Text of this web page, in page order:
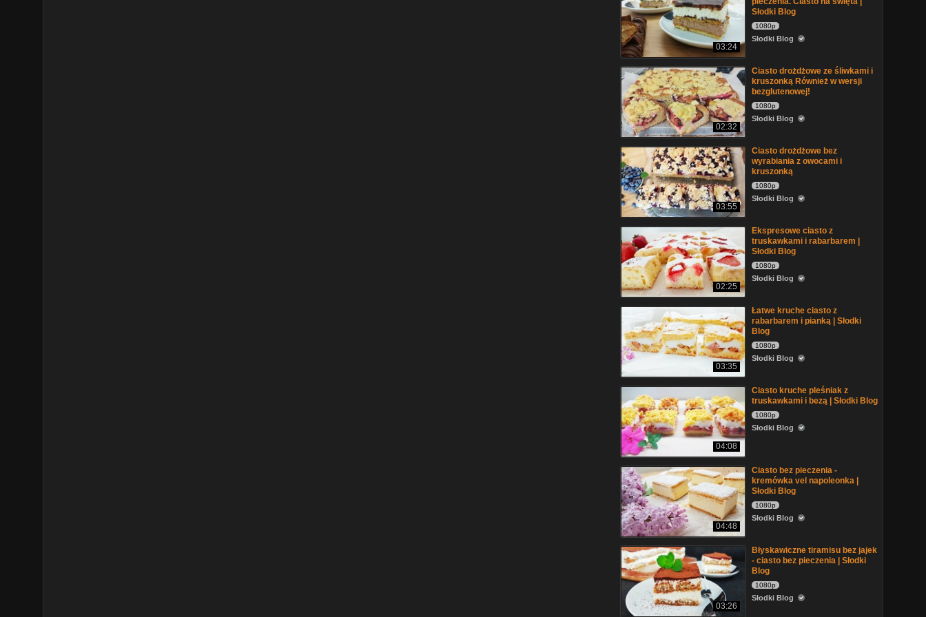
03:24
Słodki Blog
1080p
Słodki Blog
02:32
Ciasto drożdżowe ze śliwkami i
kruszonką Również w wersji
bezglutenowej!
1080p
Słodki Blog
03:55
Ciasto drożdżowe bez
wyrabiania z owocami i
kruszonką
1080p
Słodki Blog
02:25
Ekspresowe ciasto z
truskawkami i rabarbarem |
Słodki Blog
1080p
Słodki Blog
03:35
Łatwe kruche ciasto z
rabarbarem i pianką | Słodki
Blog
1080p
Słodki Blog
04:08
Ciasto kruche pleśniak z
truskawkami i bezą | Słodki Blog
1080p
Słodki Blog
04:48
Ciasto bez pieczenia -
kremówka vel napoleonka |
Słodki Blog
1080p
Słodki Blog
03:26
Błyskawiczne tiramisu bez jajek
- ciasto bez pieczenia | Słodki
Blog
1080p
Słodki Blog